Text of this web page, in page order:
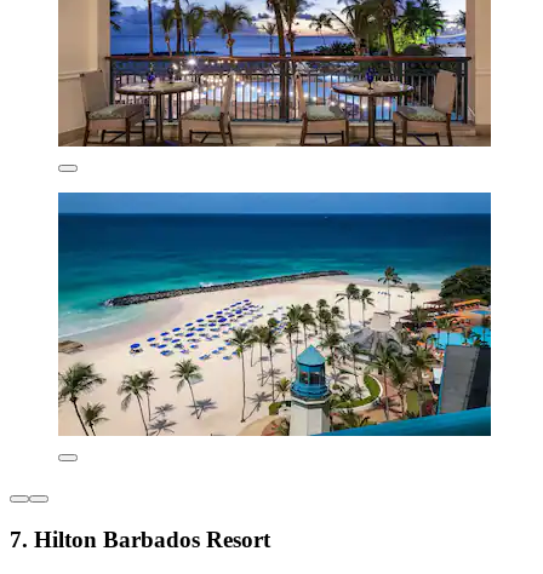
7. Hilton Barbados Resort